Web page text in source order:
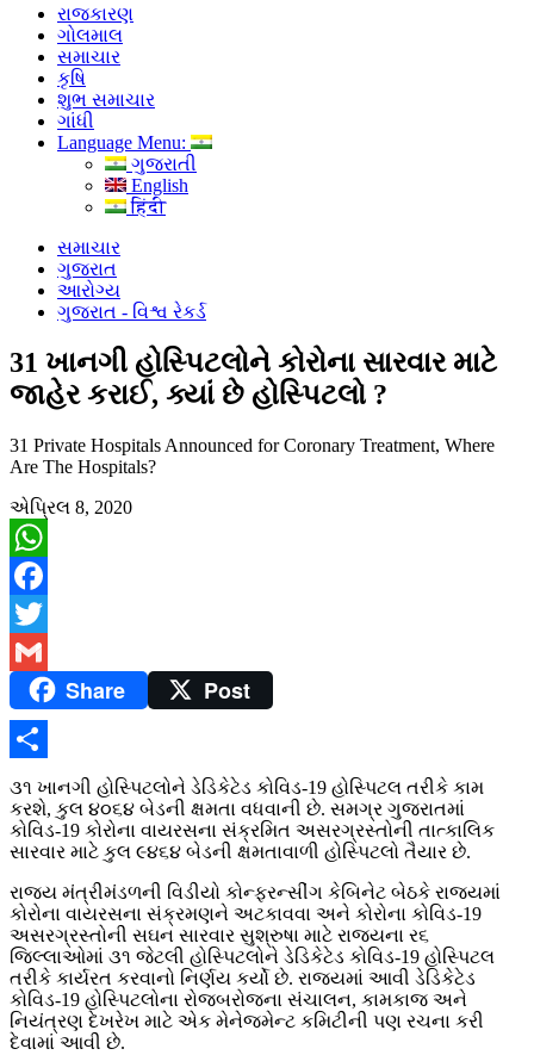
રાજકારણ
ગોલમાલ
સમાચાર
કૃષિ
શુભ સમાચાર
ગાંધી
Language Menu:
ગુજરાતી
English
हिंदी
સમાચાર
ગુજરાત
આરોગ્ય
ગુજરાત - વિશ્વ રેકર્ડ
31 ખાનગી હોસ્પિટલોને કોરોના સારવાર માટે
જાહેર કરાઈ, ક્યાં છે હોસ્પિટલો ?
31 Private Hospitals Announced for Coronary Treatment, Where
Are The Hospitals?
એપ્રિલ 8, 2020
WhatsApp
Facebook
Twitter
Gmail Share Post
૩૧ ખાનગી હોસ્પિટલોને ડેડિકેટેડ કોવિડ-19 હોસ્પિટલ તરીકે કામ
કરશે, કુલ ૪૦૬૪ બેડની ક્ષમતા વધવાની છે. સમગ્ર ગુજરાતમાં
કોવિડ-19 કોરોના વાયરસના સંક્રમિત અસરગ્રસ્તોની તાત્કાલિક
સારવાર માટે કુલ ૯૪૬૪ બેડની ક્ષમતાવાળી હોસ્પિટલો તૈયાર છે.
રાજ્ય મંત્રીમંડળની વિડીયો કોન્ફરન્સીંગ કેબિનેટ બેઠકે રાજ્યમાં
કોરોના વાયરસના સંક્રમણને અટકાવવા અને કોરોના કોવિડ-19
અસરગ્રસ્તોની સઘન સારવાર સુશ્રુષા માટે રાજ્યના ર૬
જિલ્લાઓમાં ૩૧ જેટલી હોસ્પિટલોને ડેડિકેટેડ કોવિડ-19 હોસ્પિટલ
તરીકે કાર્યરત કરવાનો નિર્ણય કર્યો છે. રાજ્યમાં આવી ડેડિકેટેડ
કોવિડ-19 હોસ્પિટલોના રોજબરોજના સંચાલન, કામકાજ અને
નિયંત્રણ દેખરેખ માટે એક મેનેજમેન્ટ કમિટીની પણ રચના કરી
દેવામાં આવી છે.